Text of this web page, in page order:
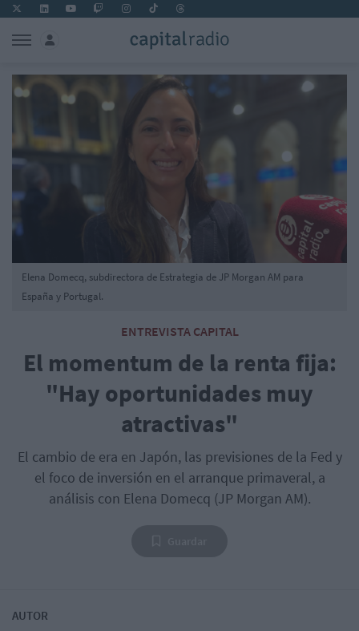
ENTREVISTA CAPITAL
El momentum de la renta fija:
"Hay oportunidades muy
atractivas"
El cambio de era en Japón, las previsiones de la Fed y
el foco de inversión en el arranque primaveral, a
análisis con Elena Domecq (JP Morgan AM).
Elena Domecq, subdirectora de Estrategia de JP Morgan AM para
España y Portugal.
AUTOR